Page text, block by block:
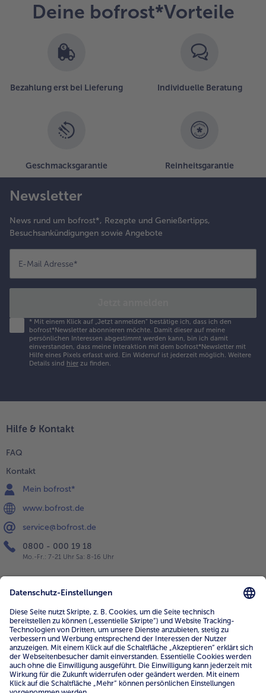
Deine bofrost*Vorteile
Bezahlung erst bei Lieferung Individuelle Beratung
Geschmacksgarantie Reinheitsgarantie
Newsletter
News rund um bofrost*, Rezepte und Genießertipps,
Besuchsankündigungen sowie Angebote
E-Mail Adresse*
* Mit einem Klick auf „Jetzt anmelden" bestätige ich, dass ich den
bofrost*Newsletter abonnieren möchte. Damit dieser auf meine
persönlichen Interessen abgestimmt werden kann, bin ich damit
einverstanden, dass meine Interaktion mit dem bofrost*Newsletter mit
Hilfe eines Pixels erfasst wird. Ein Widerruf ist jederzeit möglich. Weitere
Details sind hier zu finden.
Hilfe & Kontakt
FAQ
Kontakt
Mein bofrost*
www.bofrost.de
service@bofrost.de
0800 - 000 19 18
Mo.-Fr.: 7-21 Uhr Sa: 8-16 Uhr
Service
Unternehmen
Über uns